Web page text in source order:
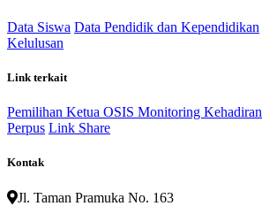
Data Siswa Data Pendidik dan Kependidikan
Kelulusan
Link terkait
Pemilihan Ketua OSIS Monitoring Kehadiran
Perpus Link Share
Kontak
Jl. Taman Pramuka No. 163